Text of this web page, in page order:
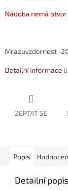
Nádoba nemá
Mrazuvzdornost -
Detailní informace
ZEPTAT SE
Popis
Detailní